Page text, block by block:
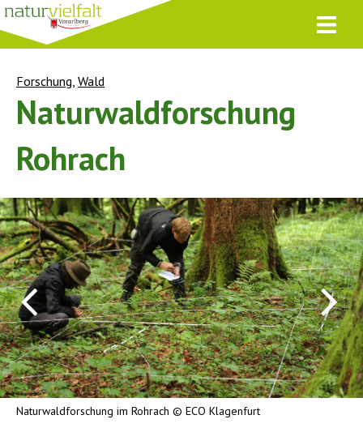
Forschung, Wald
Naturwaldforschung
Rohrach
Naturwaldforschung im Rohrach © ECO Klagenfurt